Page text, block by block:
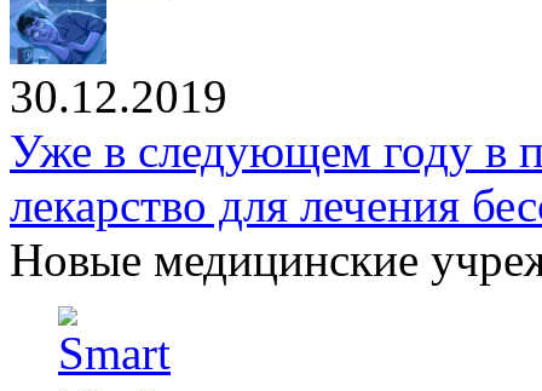
30.12.2019
Уже в следующем году в
лекарство для лечения
Новые медицинские